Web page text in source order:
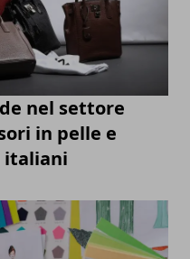
nel settore
in pelle e